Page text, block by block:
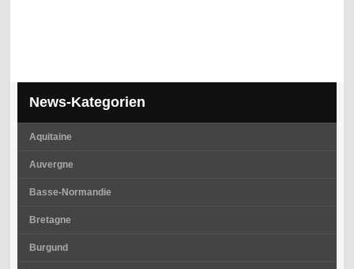
News-Kategorien
Aquitaine
Auvergne
Basse-Normandie
Bretagne
Burgund